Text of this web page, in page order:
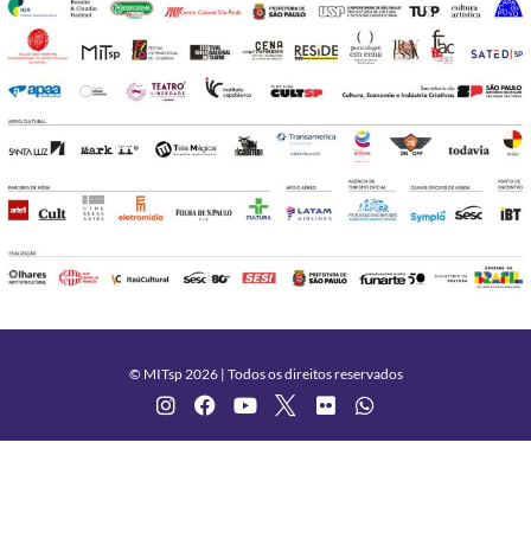
© MITsp 2026 | Todos os direitos reservados